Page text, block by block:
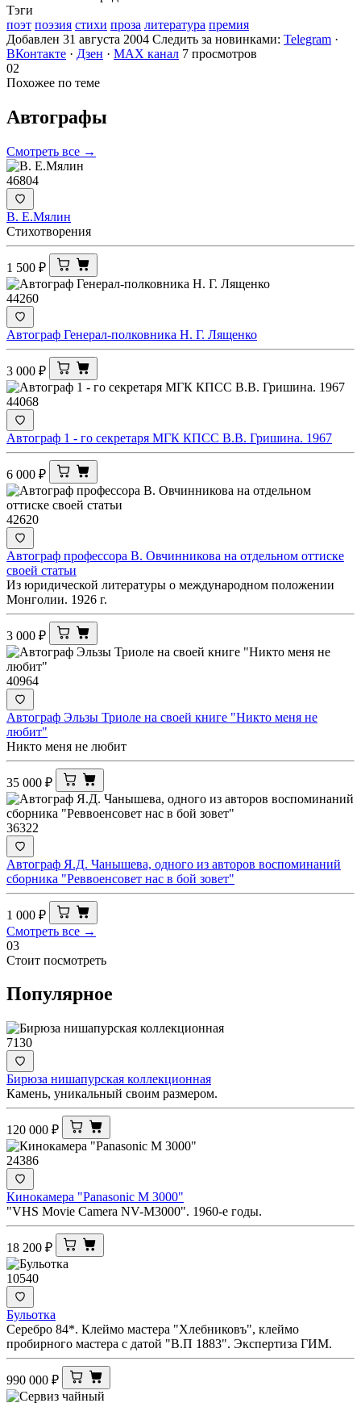
Тэги
поэт поэзия стихи проза литература премия
Добавлен 31 августа 2004 Следить за новинками: Telegram ·
ВКонтакте · Дзен · MAX канал 7 просмотров
02
Похожее по теме
Автографы
Смотреть все →
46804
В. Е.Мялин
Стихотворения
1 500 ₽
44260
Автограф Генерал-полковника Н. Г. Лященко
3 000 ₽
44068
Автограф 1 - го секретаря МГК КПСС В.В. Гришина. 1967
6 000 ₽
42620
Автограф профессора В. Овчинникова на отдельном оттиске
своей статьи
Из юридической литературы о международном положении
Монголии. 1926 г.
3 000 ₽
40964
Автограф Эльзы Триоле на своей книге "Никто меня не
любит"
Никто меня не любит
35 000 ₽
36322
Автограф Я.Д. Чанышева, одного из авторов воспоминаний
сборника "Реввоенсовет нас в бой зовет"
1 000 ₽
Смотреть все →
03
Стоит посмотреть
Популярное
7130
Бирюза нишапурская коллекционная
Камень, уникальный своим размером.
120 000 ₽
24386
Кинокамера "Panasonic M 3000"
"VHS Movie Camera NV-M3000". 1960-е годы.
18 200 ₽
10540
Бульотка
Серебро 84*. Клеймо мастера "Хлебниковъ", клеймо
пробирного мастера с датой "В.П 1883". Экспертиза ГИМ.
990 000 ₽